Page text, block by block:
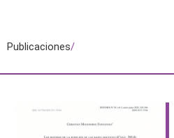
Publicaciones/